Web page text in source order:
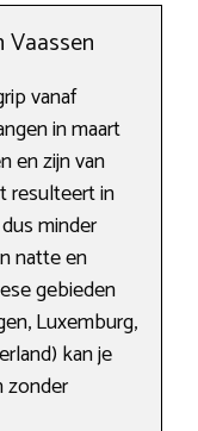
vanaf
in maart
en zijn van
resulteert in
minder
natte en
gebieden
Luxemburg,
kan je
zonder